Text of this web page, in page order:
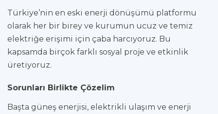
Türkiye’nin en eski enerji dönüşümü platformu
olarak her bir birey ve kurumun ucuz ve temiz
elektriğe erişimi için çaba harcıyoruz. Bu
kapsamda birçok farklı sosyal proje ve etkinlik
üretiyoruz.
Sorunları Birlikte Çözelim
Başta güneş enerjisi, elektrikli ulaşım ve enerji